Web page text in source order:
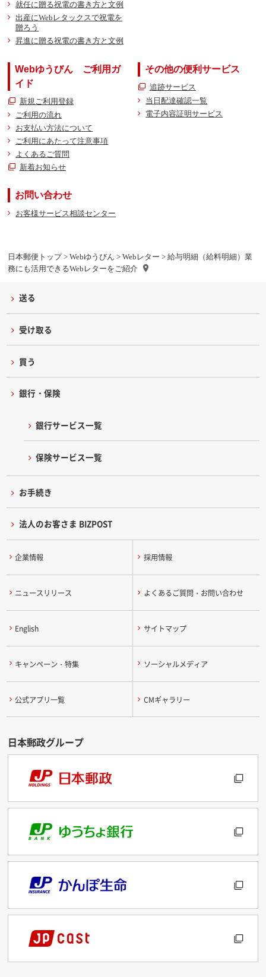
日本郵便トップ> Webゆうびん > Webレター > 給与明細（給料明細）業
務にも活用できるWebレターをご紹介
就任に贈る祝電の書き方と文例
出産にWebレタックスで祝電を
贈ろう
昇進に贈る祝電の書き方と文例
Webゆうびん ご利用ガ
イド
新規ご利用登録
ご利用の流れ
お支払い方法について
ご利用にあたって注意事項
よくあるご質問
新着お知らせ
その他の便利サービス
追跡サービス
当日配達確認一覧
電子内容証明サービス
お問い合わせ
お客様サービス相談センター
送る
受け取る
買う
銀行・保険
銀行サービス一覧
保険サービス一覧
お手続き
法人のお客さま BIZPOST
企業情報 採用情報
ニュースリリース よくあるご質問・お問い合わせ
English サイトマップ
キャンペーン・特集 ソーシャルメディア
公式アプリ一覧 CMギャラリー